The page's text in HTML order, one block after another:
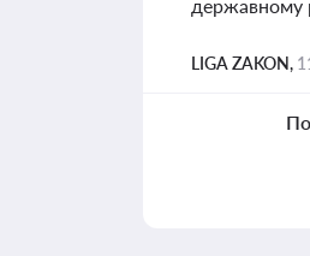
державному
LIGA ZAKON,